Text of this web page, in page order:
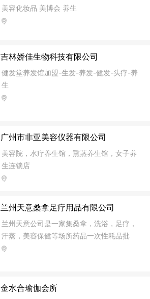
美容化妆品 美博会 养生
吉林娇佳生物科技有限公司
健发堂养发馆加盟-生发-养发-健发-头疗-养
生
广州市非亚美容仪器有限公司
美容院，水疗养生馆，熏蒸养生馆，女子养
生连锁店
兰州天意桑拿足疗用品有限公司
兰州天意公司是一家集桑拿，洗浴，足疗，
汗蒸，美容保健等场所药品一次性耗品批
发，广告策划设计为一体的专业公司。 本
发展为宗旨，竭诚为客户提供更优质的 产
金水合瑜伽会所